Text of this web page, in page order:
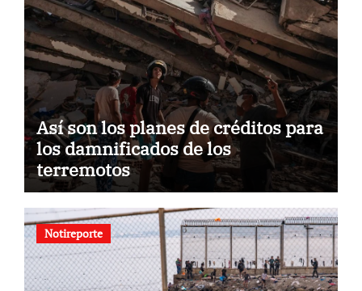
Así son los planes de créditos para
los damnificados de los
terremotos
Notireporte